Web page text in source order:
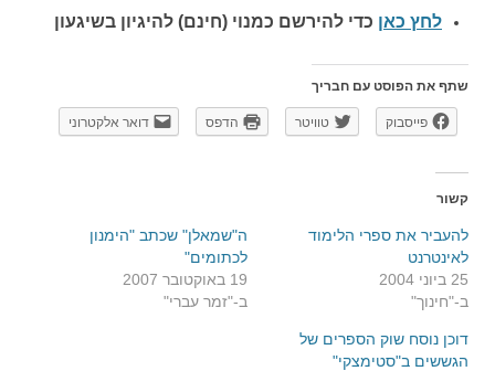
לחץ כאן כדי להירשם כמנוי (חינם) להיגיון בשיגעון
שתף את הפוסט עם חבריך
פייסבוק טוויטר הדפס דואר אלקטרוני
קשור
להעביר את ספרי הלימוד
לאינטרנט
25 ביוני 2004
ב-"חינוך"
ה"שמאלן" שכתב "הימנון
לכתומים"
19 באוקטובר 2007
ב-"זמר עברי"
דוכן נוסח שוק הספרים של
הגששים ב"סטימצקי"